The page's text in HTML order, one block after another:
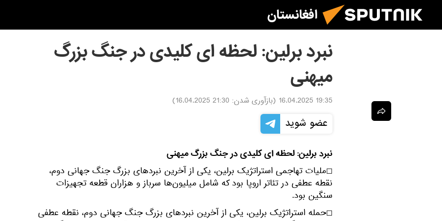
افغانستان
نبرد برلین: لحظه ای کلیدی در جنگ بزرگ
میهنی
19:35 16.04.2025 (بازآوری شدن: 21:30 16.04.2025
)
عضو شوید
نبرد برلین: لحظه ای کلیدی در جنگ بزرگ میهنی
◻ملیات تهاجمی استراتژیک برلین، یکی از آخرین نبردهای بزرگ جنگ جهانی دوم،
نقطه عطفی در تئاتر اروپا بود که شامل میلیون‌ها سرباز و هزاران قطعه تجهیزات
سنگین بود.
◻حمله استراتژیک برلین، یکی از آخرین نبردهای بزرگ جنگ جهانی دوم، نقطه عطفی